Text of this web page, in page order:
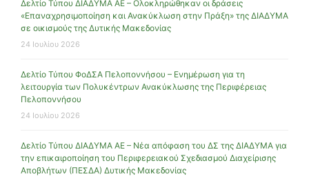
Δελτίο Τύπου ΔΙΑΔΥΜΑ ΑΕ – Ολοκληρώθηκαν οι δράσεις
«Επαναχρησιμοποίηση και Ανακύκλωση στην Πράξη» της ΔΙΑΔΥΜΑ
σε οικισμούς της Δυτικής Μακεδονίας
24 Ιουλίου 2026
Δελτίο Τύπου ΦοΔΣΑ Πελοποννήσου – Ενημέρωση για τη
λειτουργία των Πολυκέντρων Ανακύκλωσης της Περιφέρειας
Πελοποννήσου
24 Ιουλίου 2026
Δελτίο Τύπου ΔΙΑΔΥΜΑ ΑΕ – Νέα απόφαση του ΔΣ της ΔΙΑΔΥΜΑ για
την επικαιροποίηση του Περιφερειακού Σχεδιασμού Διαχείρισης
Αποβλήτων (ΠΕΣΔΑ) Δυτικής Μακεδονίας